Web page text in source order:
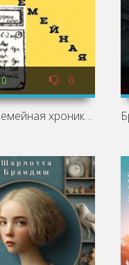
0 0
Многосемейная хроника - Александр Антонович